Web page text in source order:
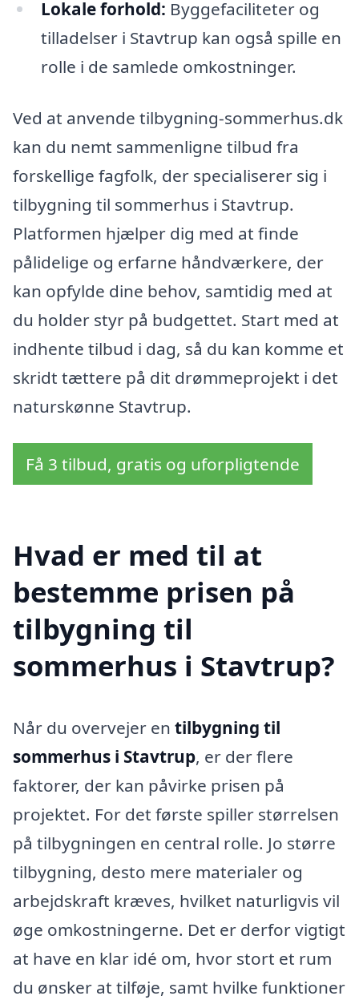
Lokale forhold: Byggefaciliteter og
tilladelser i Stavtrup kan også spille en
rolle i de samlede omkostninger.
Ved at anvende tilbygning-sommerhus.dk
kan du nemt sammenligne tilbud fra
forskellige fagfolk, der specialiserer sig i
tilbygning til sommerhus i Stavtrup.
Platformen hjælper dig med at finde
pålidelige og erfarne håndværkere, der
kan opfylde dine behov, samtidig med at
du holder styr på budgettet. Start med at
indhente tilbud i dag, så du kan komme et
skridt tættere på dit drømmeprojekt i det
naturskønne Stavtrup.
Få 3 tilbud, gratis og uforpligtende
Hvad er med til at
bestemme prisen på
tilbygning til
sommerhus i Stavtrup?
Når du overvejer en tilbygning til
sommerhus i Stavtrup, er der flere
faktorer, der kan påvirke prisen på
projektet. For det første spiller størrelsen
på tilbygningen en central rolle. Jo større
tilbygning, desto mere materialer og
arbejdskraft kræves, hvilket naturligvis vil
øge omkostningerne. Det er derfor vigtigt
at have en klar idé om, hvor stort et rum
du ønsker at tilføje, samt hvilke funktioner